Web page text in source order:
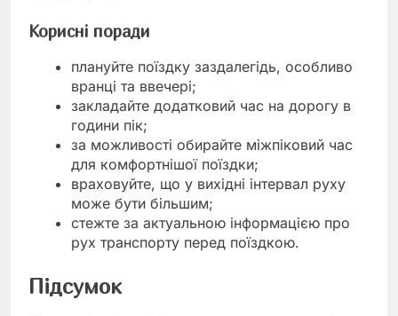
Корисні поради
плануйте поїздку заздалегідь, особливо
вранці та ввечері;
закладайте додатковий час на дорогу в
години пік;
за можливості обирайте міжпіковий час
для комфортнішої поїздки;
враховуйте, що у вихідні інтервал руху
може бути більшим;
стежте за актуальною інформацією про
рух транспорту перед поїздкою.
Підсумок